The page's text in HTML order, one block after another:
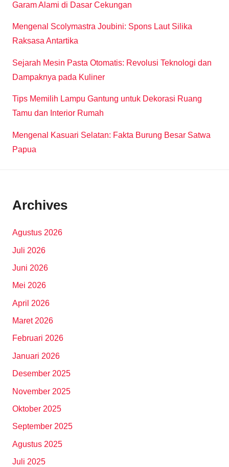
Garam Alami di Dasar Cekungan
Mengenal Scolymastra Joubini: Spons Laut Silika
Raksasa Antartika
Sejarah Mesin Pasta Otomatis: Revolusi Teknologi dan
Dampaknya pada Kuliner
Tips Memilih Lampu Gantung untuk Dekorasi Ruang
Tamu dan Interior Rumah
Mengenal Kasuari Selatan: Fakta Burung Besar Satwa
Papua
Archives
Agustus 2026
Juli 2026
Juni 2026
Mei 2026
April 2026
Maret 2026
Februari 2026
Januari 2026
Desember 2025
November 2025
Oktober 2025
September 2025
Agustus 2025
Juli 2025